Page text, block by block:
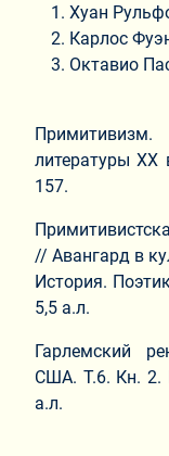
Хуан
Карлос
Октавио
литературы
157.
// Авангард в
История.
5,5 а.л.
Гарлемский
США. Т.6. Кн. 2.
а.л.